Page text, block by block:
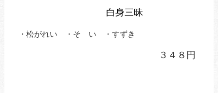
白身三昧
・松がれい ・そ い ・すずき
３４８円